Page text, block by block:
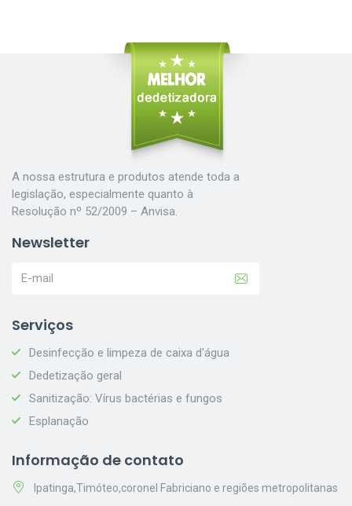
A nossa estrutura e produtos atende toda a
legislação, especialmente quanto à
Resolução nº 52/2009 – Anvisa.
Newsletter
Serviços
Desinfecção e limpeza de caixa d'água
Dedetização geral
Sanitização: Vírus bactérias e fungos
Esplanação
Informação de contato
Ipatinga,Timóteo,coronel Fabriciano e regiões metropolitanas